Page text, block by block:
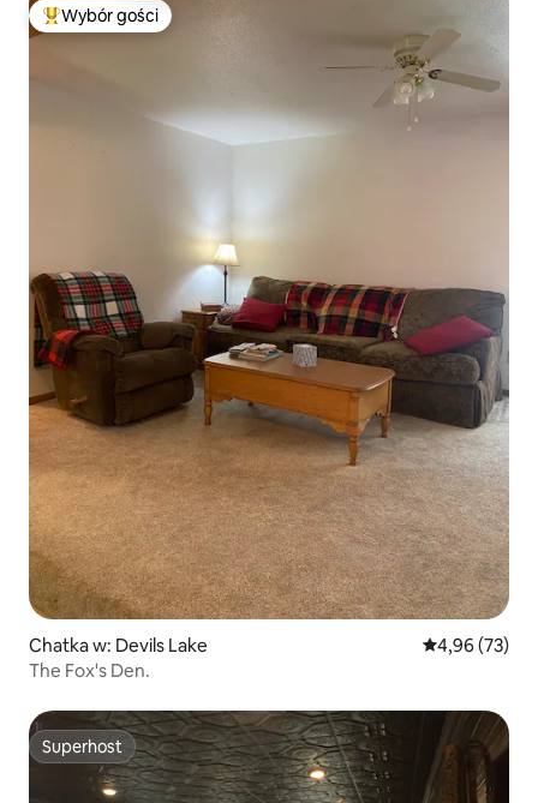
Najpopularniejsze z kategorii Wybór gości
Wybór gości
Chatka w: Devils Lake Średnia
4,96 (73)
The Fox's Den.
Superhost
Superhost